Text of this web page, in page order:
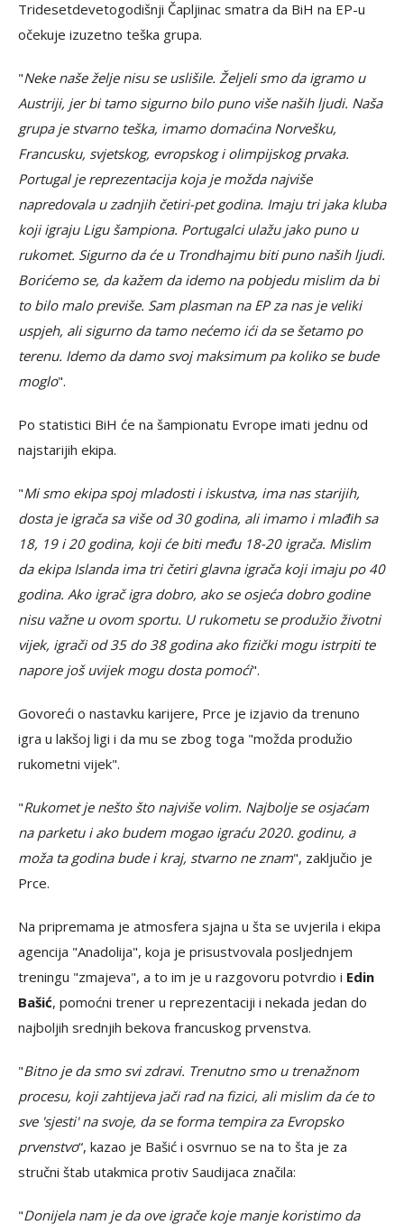
Tridesetdevetogodišnji Čapljinac smatra da BiH na EP-u
očekuje izuzetno teška grupa.
"Neke naše želje nisu se uslišile. Željeli smo da igramo u
Austriji, jer bi tamo sigurno bilo puno više naših ljudi. Naša
grupa je stvarno teška, imamo domaćina Norvešku,
Francusku, svjetskog, evropskog i olimpijskog prvaka.
Portugal je reprezentacija koja je možda najviše
napredovala u zadnjih četiri-pet godina. Imaju tri jaka kluba
koji igraju Ligu šampiona. Portugalci ulažu jako puno u
rukomet. Sigurno da će u Trondhajmu biti puno naših ljudi.
Borićemo se, da kažem da idemo na pobjedu mislim da bi
to bilo malo previše. Sam plasman na EP za nas je veliki
uspjeh, ali sigurno da tamo nećemo ići da se šetamo po
terenu. Idemo da damo svoj maksimum pa koliko se bude
moglo".
Po statistici BiH će na šampionatu Evrope imati jednu od
najstarijih ekipa.
"Mi smo ekipa spoj mladosti i iskustva, ima nas starijih,
dosta je igrača sa više od 30 godina, ali imamo i mlađih sa
18, 19 i 20 godina, koji će biti među 18-20 igrača. Mislim
da ekipa Islanda ima tri četiri glavna igrača koji imaju po 40
godina. Ako igrač igra dobro, ako se osjeća dobro godine
nisu važne u ovom sportu. U rukometu se produžio životni
vijek, igrači od 35 do 38 godina ako fizički mogu istrpiti te
napore još uvijek mogu dosta pomoći".
Govoreći o nastavku karijere, Prce je izjavio da trenuno
igra u lakšoj ligi i da mu se zbog toga "možda produžio
rukometni vijek".
"Rukomet je nešto što najviše volim. Najbolje se osjaćam
na parketu i ako budem mogao igraću 2020. godinu, a
moža ta godina bude i kraj, stvarno ne znam", zaključio je
Prce.
Na pripremama je atmosfera sjajna u šta se uvjerila i ekipa
agencija "Anadolija", koja je prisustvovala posljednjem
treningu "zmajeva", a to im je u razgovoru potvrdio i Edin
Bašić, pomoćni trener u reprezentaciji i nekada jedan do
najboljih srednjih bekova francuskog prvenstva.
"Bitno je da smo svi zdravi. Trenutno smo u trenažnom
procesu, koji zahtijeva jači rad na fizici, ali mislim da će to
sve 'sjesti' na svoje, da se forma tempira za Evropsko
prvenstvo“, kazao je Bašić i osvrnuo se na to šta je za
stručni štab utakmica protiv Saudijaca značila:
"Donijela nam je da ove igrače koje manje koristimo da